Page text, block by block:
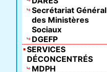
Secrétariat Général
des Ministères
Sociaux
DGEFP
SERVICES
DÉCONCENTRÉS
MDPH